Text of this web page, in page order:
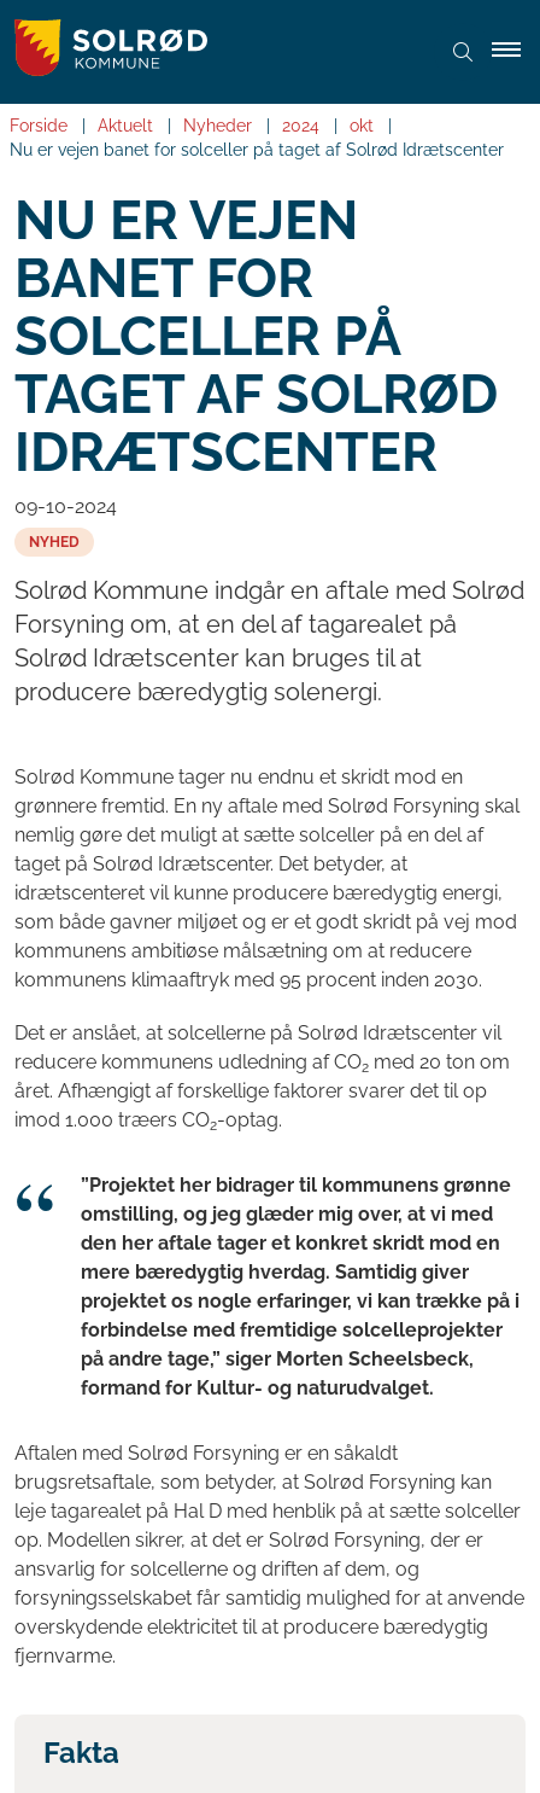
Forside Aktuelt Nyheder 2024
okt
Nu er vejen banet for solceller på taget af Solrød Idrætscenter
NU ER VEJEN
BANET FOR
SOLCELLER PÅ
TAGET AF SOLRØD
IDRÆTSCENTER
09-10-2024
NYHED
Solrød Kommune indgår en aftale med Solrød
Forsyning om, at en del af tagarealet på
Solrød Idrætscenter kan bruges til at
producere bæredygtig solenergi.
Solrød Kommune tager nu endnu et skridt mod en
grønnere fremtid. En ny aftale med Solrød Forsyning skal
nemlig gøre det muligt at sætte solceller på en del af
taget på Solrød Idrætscenter. Det betyder, at
idrætscenteret vil kunne producere bæredygtig energi,
som både gavner miljøet og er et godt skridt på vej mod
kommunens ambitiøse målsætning om at reducere
kommunens klimaaftryk med 95 procent inden 2030.
Det er anslået, at solcellerne på Solrød Idrætscenter vil
reducere kommunens udledning af CO2 med 20 ton om
året. Afhængigt af forskellige faktorer svarer det til op
imod 1.000 træers CO2-optag.
”Projektet her bidrager til kommunens grønne
omstilling, og jeg glæder mig over, at vi med
den her aftale tager et konkret skridt mod en
mere bæredygtig hverdag. Samtidig giver
projektet os nogle erfaringer, vi kan trække på i
forbindelse med fremtidige solcelleprojekter
på andre tage,” siger Morten Scheelsbeck,
formand for Kultur- og naturudvalget.
Aftalen med Solrød Forsyning er en såkaldt
brugsretsaftale, som betyder, at Solrød Forsyning kan
leje tagarealet på Hal D med henblik på at sætte solceller
op. Modellen sikrer, at det er Solrød Forsyning, der er
ansvarlig for solcellerne og driften af dem, og
forsyningsselskabet får samtidig mulighed for at anvende
overskydende elektricitet til at producere bæredygtig
fjernvarme.
Fakta